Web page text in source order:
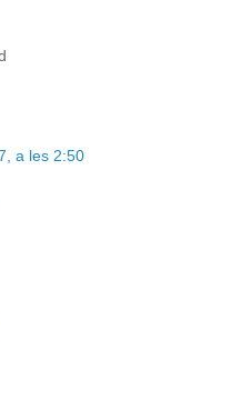
a les 2:50